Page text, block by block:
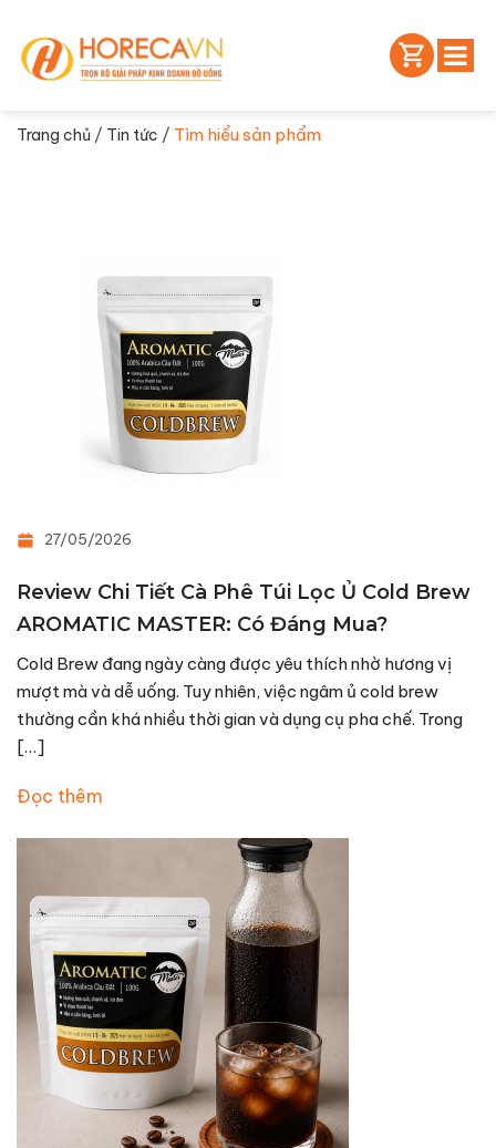
Trang chủ / Tin tức / Tìm hiểu sản phẩm
27/05/2026
Review Chi Tiết Cà Phê Túi Lọc Ủ Cold Brew
AROMATIC MASTER: Có Đáng Mua?
Cold Brew đang ngày càng được yêu thích nhờ hương vị
mượt mà và dễ uống. Tuy nhiên, việc ngâm ủ cold brew
thường cần khá nhiều thời gian và dụng cụ pha chế. Trong
[…]
Đọc thêm